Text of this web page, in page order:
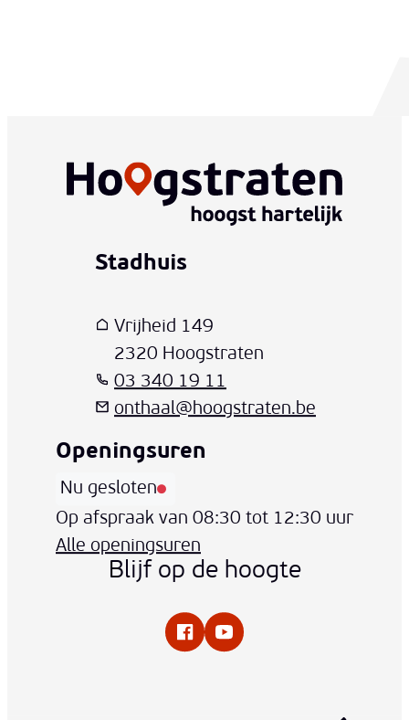
www-contact-text-name
Stadhuis
Adres
Vrijheid 149
,2320 Hoogstraten
03 340 19 11
E-mail
onthaal@hoogstraten.be
Openingsuren
Vandaag
Nu gesloten
Op afspraak van 08:30 tot 12:30 uur
Alle openingsuren
Blijf op de hoogte
FacebookYouTube